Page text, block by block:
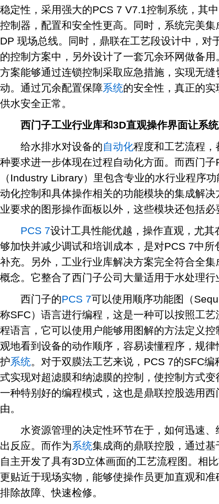
稳定性，采用强大的PCS 7 V7.1控制系统，其
控制器，配置和安全性更高。同时，系统完美
DP 现场总线。同时，鼎联在工艺段设计中，对
的控制方案中，另外设计了一套冗余环网做备
方案能够通过连锁控制采取应急措施，实现无
动。通过冗余配置保障系统的安全性，真正的
供水安全正常。
西门子工业行业库和3D直观操作界面让系
给水排水对设备的自动化程度和工艺流程
种要求进一步体现在过程自动化方面。而西门
（Industry Library）里包含专业的水行业程序
动化控制和具体操作相关的功能模块的集成解
业要求的图形操作面板以外，这些模块还包括
PCS 7设计工具性能优越，操作直观，尤
够加快并减少调试和培训成本，是对PCS 7中
补充。另外，工业行业库解决方案完全符合全集
概念。它整合了西门子公司大量适用于水处理
西门子的PCS 7可以使用顺序功能图（
称SFC）语言进行编程，这是一种可以按照工
程语言，它可以使用户能够用图解的方法定义
观地看到设备的动作顺序，容易读懂程序，规
护系统。对于双膜法工艺来说，PCS 7的SFC
式实现对超滤膜和纳滤膜的控制，使控制方式
一种特别好的编程模式，这也是鼎联控股选用
由。
水资源管理的决定性环节在于，如何迅速、
出反应。而作为系统集成商的鼎联控股，通过
自主开发了具有3D立体画面的工艺流程图。相
更贴近于现场实物，能够使操作员更加直观和
排除故障、快速检修。